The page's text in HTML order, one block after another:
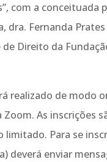
com a conceituada
dra. Fernanda Prates
de Direito da
realizado de modo
As inscrições
limitado. Para se
deverá enviar